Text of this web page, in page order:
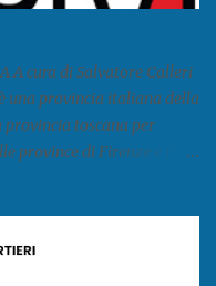
e nonostante questo e
attira molti giovani,
forte identità ...
A cura di Salvatore Calleri
una provincia italiana della
provincia toscana per
province di Firenze e Pisa)
a sud con la provincia di